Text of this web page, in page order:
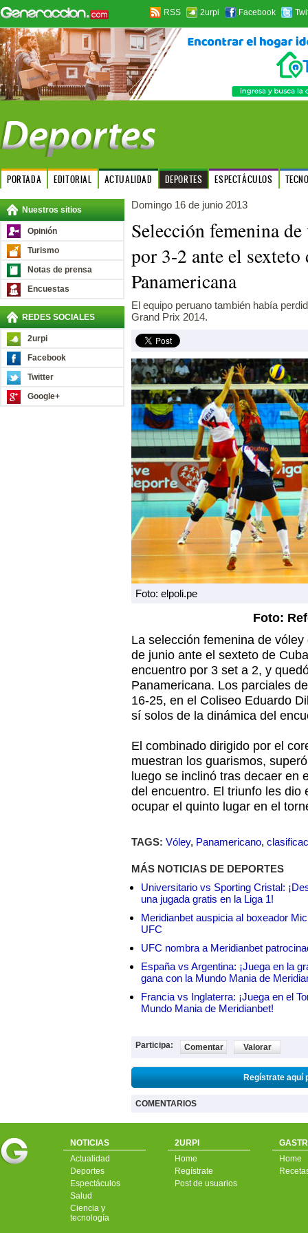
RSS 2urpi Facebook
PORTADA EDITORIAL ACTUALIDAD DEPORTES ESPECTÁCULOS
Nuestros sitios
Opinión
Turismo
Notas de prensa
Encuestas
REDES SOCIALES
2urpi
Facebook
Twitter
Google+
Domingo 16 de junio 2013
Selección femenina
por 3-2 ante el sexteto
Panamericana
El equipo peruano también había
Grand Prix 2014.
Foto: elpoli.pe
Foto:
La selección femenina de
de junio ante el sexteto de
encuentro por 3 set a 2, y
Panamericana. Los parciales
16-25, en el Coliseo Eduardo
sí solos de la dinámica del
El combinado dirigido por el
muestran los guarismos,
luego se inclinó tras decaer en
del encuentro. El triunfo les dio
ocupar el quinto lugar en el
TAGS: Vóley, Panamericano,
MÁS NOTICIAS DE DEPORTES
Universitario vs Sporting Cristal:
una jugada gratis en la Liga 1!
Meridianbet auspicia al boxeador
UFC
UFC nombra a Meridianbet
España vs Argentina: ¡Juega en la
gana con la Mundo Mania de
Francia vs Inglaterra: ¡Juega en el
Mundo Mania de Meridianbet!
Participa: Comentar Valorar
Regístrate aquí
COMENTARIOS
NOTICIAS
Actualidad
Deportes
Espectáculos
Salud
Ciencia y
tecnología
2URPI
Home
Regístrate
Post de usuarios
Home